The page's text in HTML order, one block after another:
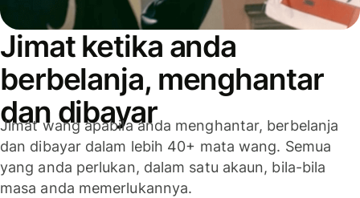
Jimat ketika anda
berbelanja, menghantar
dan dibayar
Jimat wang apabila anda menghantar, berbelanja
dan dibayar dalam lebih 40+ mata wang. Semua
yang anda perlukan, dalam satu akaun, bila-bila
masa anda memerlukannya.